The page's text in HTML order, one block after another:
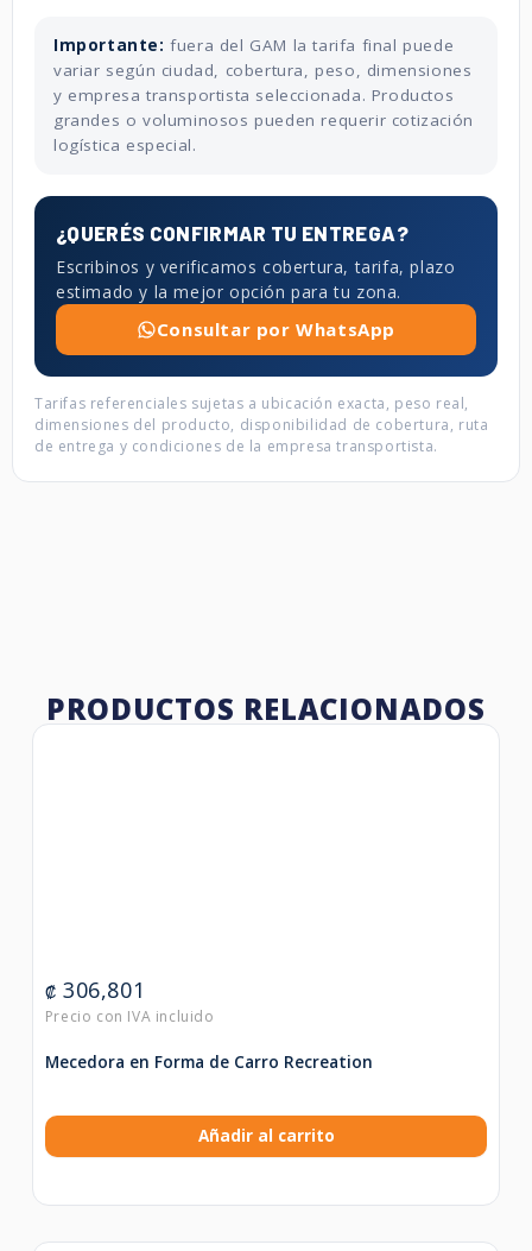
Importante: fuera del GAM la tarifa final puede
variar según ciudad, cobertura, peso, dimensiones
y empresa transportista seleccionada. Productos
grandes o voluminosos pueden requerir cotización
logística especial.
¿QUERÉS CONFIRMAR TU ENTREGA?
Escribinos y verificamos cobertura, tarifa, plazo
estimado y la mejor opción para tu zona.
Consultar por WhatsApp
Tarifas referenciales sujetas a ubicación exacta, peso real,
dimensiones del producto, disponibilidad de cobertura, ruta
de entrega y condiciones de la empresa transportista.
PRODUCTOS RELACIONADOS
₡ 306,801
Mecedora en Forma de Carro Recreation
Añadir al carrito